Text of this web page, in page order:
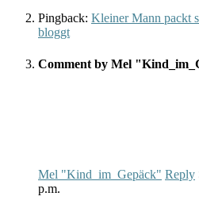
Pingback: Kleiner Mann packt
bloggt
Comment by Mel
Mel "Kind_im_Gepäck" Reply
p.m.